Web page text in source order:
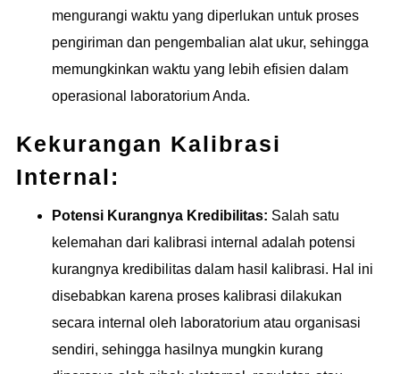
mengurangi waktu yang diperlukan untuk proses
pengiriman dan pengembalian alat ukur, sehingga
memungkinkan waktu yang lebih efisien dalam
operasional laboratorium Anda.
Kekurangan Kalibrasi
Internal:
Potensi Kurangnya Kredibilitas: Salah satu
kelemahan dari kalibrasi internal adalah potensi
kurangnya kredibilitas dalam hasil kalibrasi. Hal ini
disebabkan karena proses kalibrasi dilakukan
secara internal oleh laboratorium atau organisasi
sendiri, sehingga hasilnya mungkin kurang